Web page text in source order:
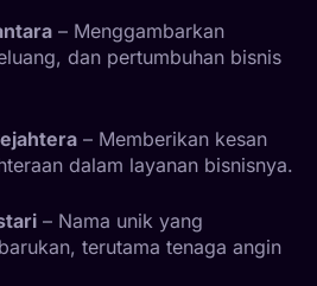
– Menggambarkan
dan pertumbuhan bisnis
– Memberikan kesan
dalam layanan bisnisnya.
– Nama unik yang
terutama tenaga angin